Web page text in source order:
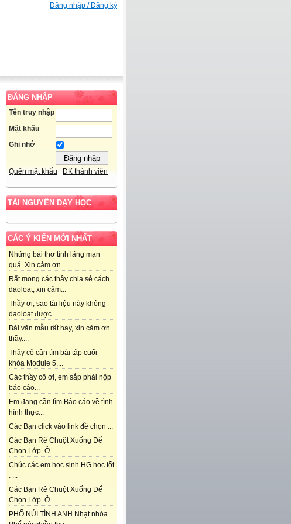
Đăng nhập / Đăng ký
ĐĂNG NHẬP
Tên truy nhập
Mật khẩu
Ghi nhớ
Quên mật khẩu ĐK thành viên
TÀI NGUYÊN DẠY HỌC
CÁC Ý KIẾN MỚI NHẤT
Những bài thơ tình lãng mạn
quá. Xin cảm ơn...
Rất mong các thầy chia sẻ cách
daoloat, xin cảm...
Thầy ơi, sao tài liệu này không
daoloat được....
Bài văn mẫu rất hay, xin cảm ơn
thầy....
Thầy cô cần tìm bài tập cuối
khóa Module 5,...
Các thầy cô ơi, em sắp phải nộp
báo cáo...
Em đang cần tìm Báo cáo về tình
hình thực...
Các Bạn click vào link đề chọn ...
Các Bạn Rê Chuột Xuống Để
Chọn Lớp. Ở...
Chúc các em học sinh HG học tốt
: ...
Các Bạn Rê Chuột Xuống Để
Chọn Lớp. Ở...
PHỐ NÚI TÌNH ANH Nhạt nhòa